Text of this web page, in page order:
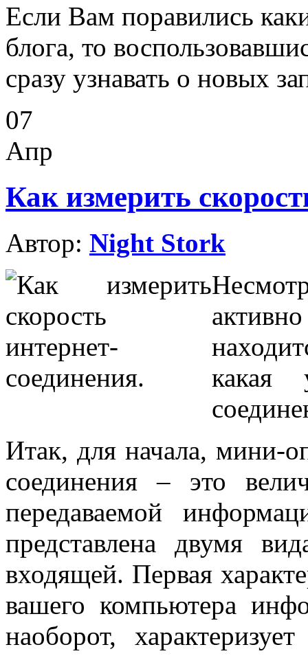
Если Вам поравились
блога, то
сразу узнавать о новых
07
Апр
Как измерить
Автор: Night Stork
какая
Итак, для начала, мини-
соединения – это
передаваемой
представлена двумя
входящей. Первая
вашего компьютера
наоборот,